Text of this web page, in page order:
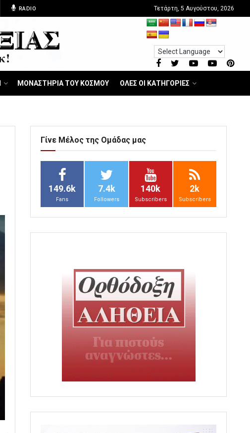
RADIO Τετάρτη, 5 Αυγούστου, 2026
ΜΟΝΑΣΤΗΡΙΑ ΤΟΥ ΚΟΣΜΟΥ ΟΛΕΣ ΟΙ ΚΑΤΗΓΟΡΙΕΣ
Γίνε Μέλος της Ομάδας μας
149.6k
Fans
7.4k
Followers
140k
Subscribers
2k
Subscribers